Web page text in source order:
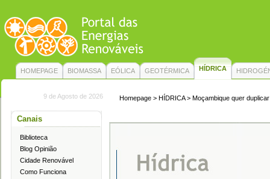
HOMEPAGE BIOMASSA EÓLICA GEOTÉRMICA HÍDRICA
9 de Agosto de 2026
Canais
Biblioteca
Blog Opinião
Cidade Renovável
Como Funciona
Homepage > HÍDRICA > Moçambique quer